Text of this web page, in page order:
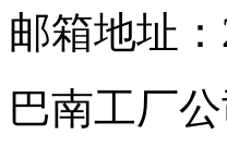
邮箱地址：
巴南工厂